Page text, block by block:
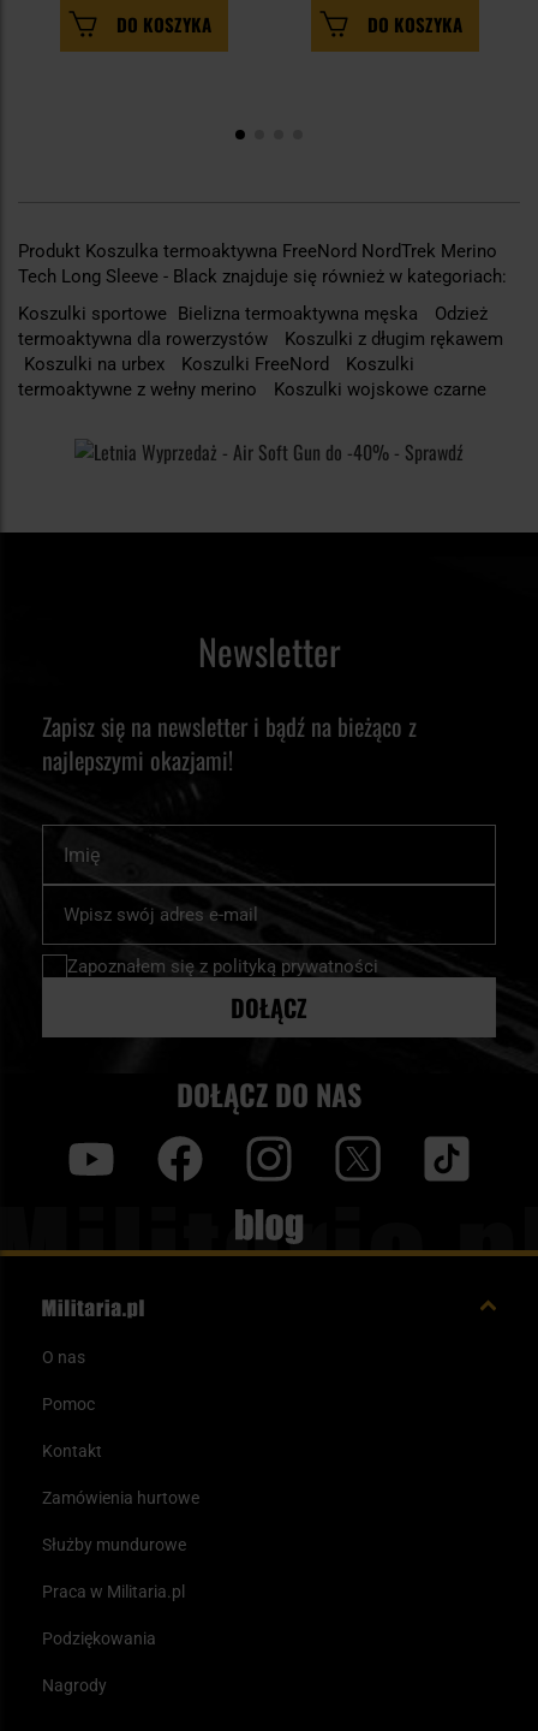
DO KOSZYKA DO KOSZYKA
Produkt Koszulka termoaktywna FreeNord NordTrek Merino
Tech Long Sleeve - Black znajduje się również w kategoriach:
Koszulki sportowe Bielizna termoaktywna męska
Odzież
termoaktywna dla rowerzystów
Koszulki z długim rękawem
Koszulki na urbex
Koszulki FreeNord
Koszulki
termoaktywne z wełny merino
Koszulki wojskowe czarne
Newsletter
Zapisz się na newsletter i bądź na bieżąco z
najlepszymi okazjami!
nasz
newsletter:
Zapoznałem się z polityką prywatności
DOŁĄCZ
DOŁĄCZ DO NAS
Blog
O nas
Pomoc
Kontakt
Zamówienia hurtowe
Służby mundurowe
Praca w Militaria.pl
Podziękowania
Nagrody